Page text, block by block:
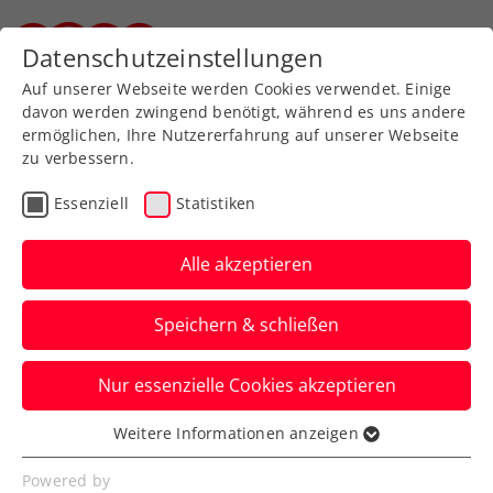
Zurück zur Newsübersicht
Verbands-Info
International Children
Games 2022
Medaillenregen für die SteirerInnen in
Coventry (GB)
Verfasst von: Stefan Schuh, 25.08.2022
Datenschutzeinstellungen
Auf unserer Webseite werden Cookies verwendet. Einige
davon werden zwingend benötigt, während es uns andere
ermöglichen, Ihre Nutzererfahrung auf unserer Webseite
zu verbessern.
Essenziell Statistiken
Alle akzeptieren
Speichern & schließen
Nur essenzielle Cookies akzeptieren
Essenziell
Essenzielle Cookies werden für grundlegende
Weitere Informationen anzeigen
Powered by